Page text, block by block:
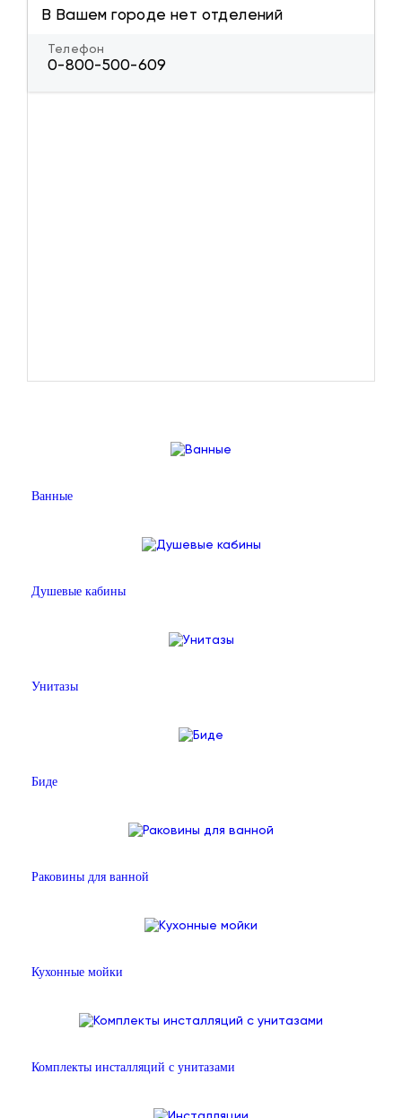
В Вашем городе нет отделений
Телефон
0-800-500-609
Ванные
Душевые кабины
Унитазы
Биде
Раковины для ванной
Кухонные мойки
Комплекты инсталляций с унитазами